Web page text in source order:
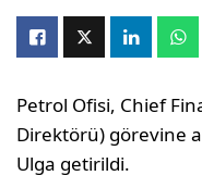
Petrol Ofisi, Chief
Direktörü) görevine
Ulga getirildi.